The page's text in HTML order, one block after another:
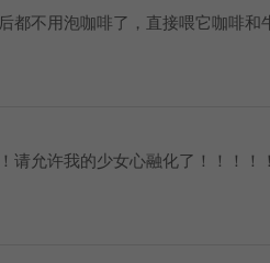
都不用泡咖啡了，直接喂它咖啡和
请允许我的少女心融化了！！！！